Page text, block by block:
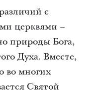
с
церквями –
природы Бога,
Духа. Вместе,
во многих
Святой